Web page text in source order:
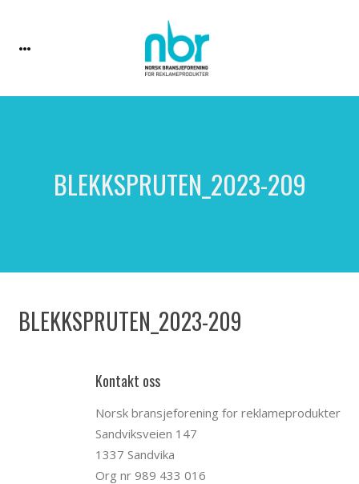
BLEKKSPRUTEN_2023-209
BLEKKSPRUTEN_2023-209
Kontakt oss
Norsk bransjeforening for reklameprodukter
Sandviksveien 147
1337 Sandvika
Org nr 989 433 016